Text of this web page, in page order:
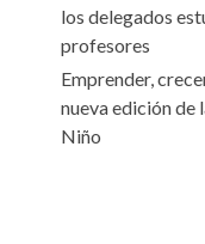
los delegados
profesores
Emprender,
nueva edición de
Niño